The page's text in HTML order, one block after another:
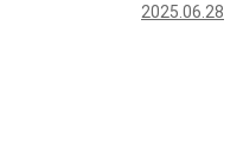
2025.06.28